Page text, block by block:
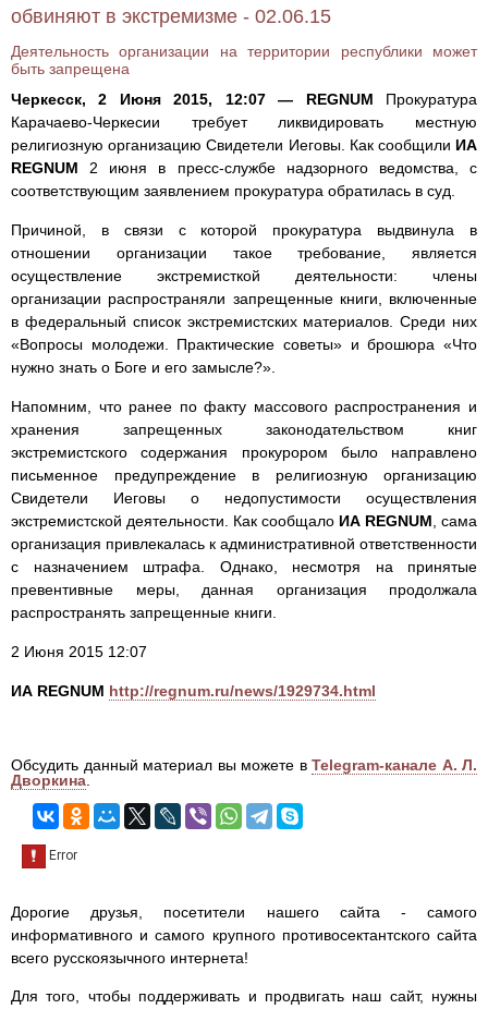
обвиняют в экстремизме - 02.06.15
Деятельность организации на территории республики может
быть запрещена
Черкесск, 2 Июня 2015, 12:07 — REGNUM Прокуратура
Карачаево-Черкесии требует ликвидировать местную
религиозную организацию Свидетели Иеговы. Как сообщили ИА
REGNUM 2 июня в пресс-службе надзорного ведомства, с
соответствующим заявлением прокуратура обратилась в суд.
Причиной, в связи с которой прокуратура выдвинула в
отношении организации такое требование, является
осуществление экстремисткой деятельности: члены
организации распространяли запрещенные книги, включенные
в федеральный список экстремистских материалов. Среди них
«Вопросы молодежи. Практические советы» и брошюра «Что
нужно знать о Боге и его замысле?».
Напомним, что ранее по факту массового распространения и
хранения запрещенных законодательством книг
экстремистского содержания прокурором было направлено
письменное предупреждение в религиозную организацию
Свидетели Иеговы о недопустимости осуществления
экстремистской деятельности. Как сообщало ИА REGNUM , сама
организация привлекалась к административной ответственности
с назначением штрафа. Однако, несмотря на принятые
превентивные меры, данная организация продолжала
распространять запрещенные книги.
2 Июня 2015 12:07
ИА REGNUM http://regnum.ru/news/1929734.html
Обсудить данный материал вы можете в Telegram-канале А. Л.
Дворкина
Дорогие друзья, посетители нашего сайта - самого
информативного и самого крупного противосектантского сайта
всего русскоязычного интернета!
Для того, чтобы поддерживать и продвигать наш сайт, нужны